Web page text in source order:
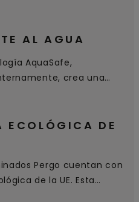
Esta capa superior
a los arañazos
AL AGUA
AquaSafe,
crea una
100 % hermética que
Simplemente se
superficie y se puede
ECOLÓGICA DE
Pergo cuentan con
de la UE. Esta
excelencia